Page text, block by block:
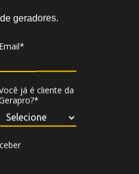
geradores.
Email*
já é cliente da
em